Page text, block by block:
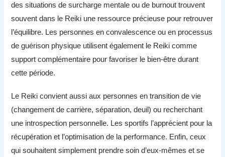
des situations de surcharge mentale ou de burnout trouvent
souvent dans le Reiki une ressource précieuse pour retrouver
l’équilibre. Les personnes en convalescence ou en processus
de guérison physique utilisent également le Reiki comme
support complémentaire pour favoriser le bien-être durant
cette période.
Le Reiki convient aussi aux personnes en transition de vie
(changement de carrière, séparation, deuil) ou recherchant
une introspection personnelle. Les sportifs l’apprécient pour la
récupération et l’optimisation de la performance. Enfin, ceux
qui souhaitent simplement prendre soin d’eux-mêmes et se